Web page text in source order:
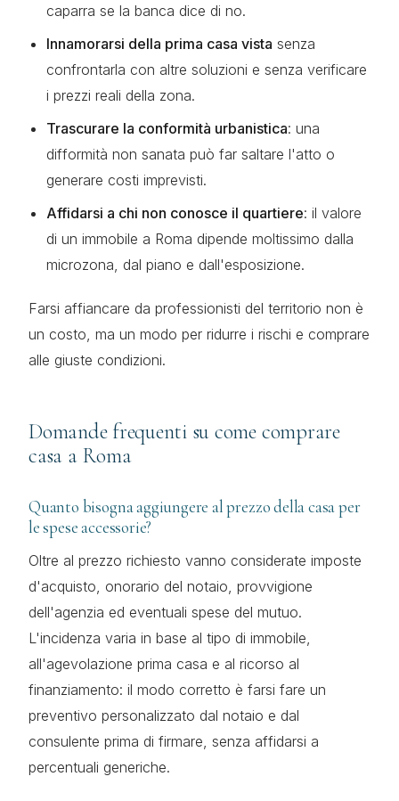
caparra se la banca dice di no.
Innamorarsi della prima casa vista senza
confrontarla con altre soluzioni e senza verificare
i prezzi reali della zona.
Trascurare la conformità urbanistica: una
difformità non sanata può far saltare l'atto o
generare costi imprevisti.
Affidarsi a chi non conosce il quartiere: il valore
di un immobile a Roma dipende moltissimo dalla
microzona, dal piano e dall'esposizione.
Farsi affiancare da professionisti del territorio non è
un costo, ma un modo per ridurre i rischi e comprare
alle giuste condizioni.
Domande frequenti su come comprare
casa a Roma
Quanto bisogna aggiungere al prezzo della casa per
le spese accessorie?
Oltre al prezzo richiesto vanno considerate imposte
d'acquisto, onorario del notaio, provvigione
dell'agenzia ed eventuali spese del mutuo.
L'incidenza varia in base al tipo di immobile,
all'agevolazione prima casa e al ricorso al
finanziamento: il modo corretto è farsi fare un
preventivo personalizzato dal notaio e dal
consulente prima di firmare, senza affidarsi a
percentuali generiche.